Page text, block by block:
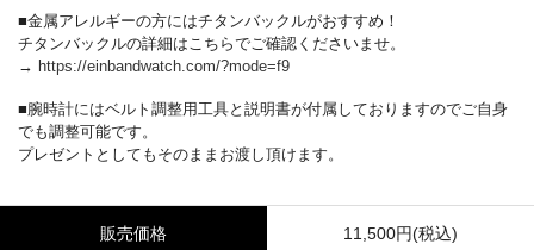
■金属アレルギーの方にはチタンバックルがおすすめ！
チタンバックルの詳細はこちらでご確認くださいませ。
→ https://einbandwatch.com/?mode=f9
■腕時計にはベルト調整用工具と説明書が付属しておりますのでご自身
でも調整可能です。
プレゼントとしてもそのままお渡し頂けます。
販売価格 11,500円(税込)